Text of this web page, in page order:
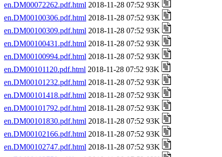
en.DM00072262.pdf.html 2018-11-28 07:52 93K
en.DM00100306.pdf.html 2018-11-28 07:52 93K
en.DM00100309.pdf.html 2018-11-28 07:52 93K
en.DM00100431.pdf.html 2018-11-28 07:52 93K
en.DM00100994.pdf.html 2018-11-28 07:52 93K
en.DM00101120.pdf.html 2018-11-28 07:52 93K
en.DM00101232.pdf.html 2018-11-28 07:52 93K
en.DM00101418.pdf.html 2018-11-28 07:52 93K
en.DM00101792.pdf.html 2018-11-28 07:52 93K
en.DM00101830.pdf.html 2018-11-28 07:52 93K
en.DM00102166.pdf.html 2018-11-28 07:52 93K
en.DM00102747.pdf.html 2018-11-28 07:52 93K